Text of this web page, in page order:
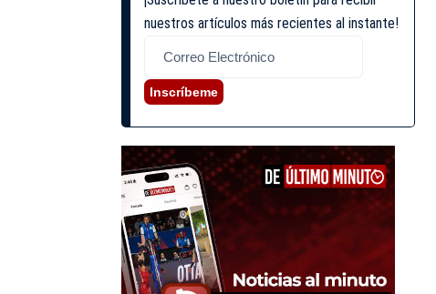
nuestros artículos más recientes al instante!
Inscríbeme